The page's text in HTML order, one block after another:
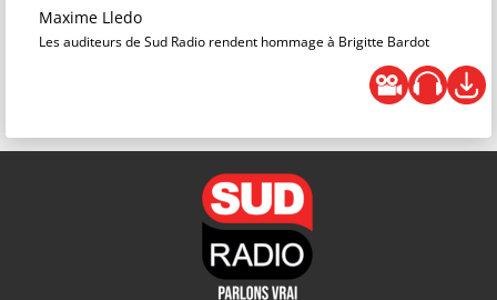
Maxime Lledo
Les auditeurs de Sud Radio rendent hommage à Brigitte Bardot